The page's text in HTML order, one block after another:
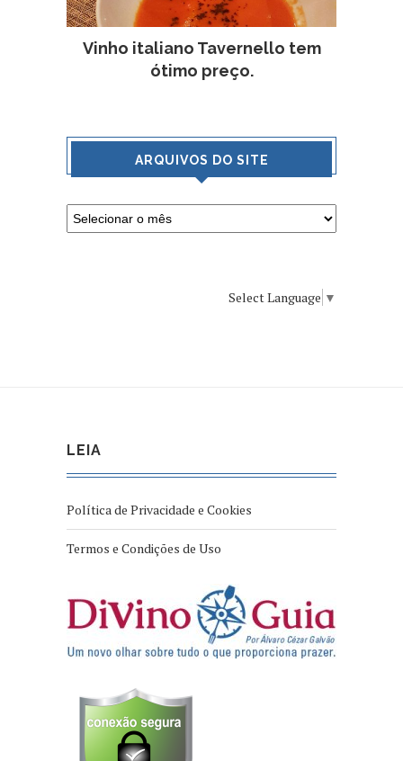
Vinho italiano Tavernello tem
ótimo preço.
ARQUIVOS DO SITE
Select Language ▼
LEIA
Política de Privacidade e Cookies
Termos e Condições de Uso